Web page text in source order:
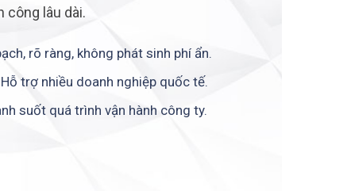
công lâu dài.
rõ ràng, không phát sinh phí ẩn.
trợ nhiều doanh nghiệp quốc tế.
suốt quá trình vận hành công ty.